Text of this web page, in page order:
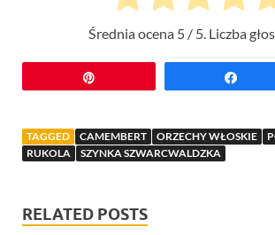
Średnia ocena 5 / 5. Liczba
TAGGED CAMEMBERT ORZECHY WŁOSKIE
RUKOLA
SZYNKA SZWARCWALDZKA
RELATED POSTS